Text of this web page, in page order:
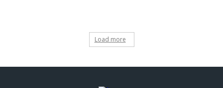
Load more